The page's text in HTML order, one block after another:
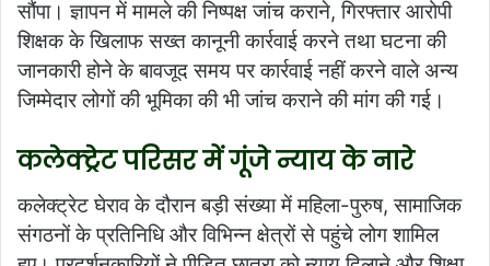
सौंपा। ज्ञापन में मामले की निष्पक्ष जांच कराने, गिरफ्तार आरोपी
शिक्षक के खिलाफ सख्त कानूनी कार्रवाई करने तथा घटना की
जानकारी होने के बावजूद समय पर कार्रवाई नहीं करने वाले अन्य
जिम्मेदार लोगों की भूमिका की भी जांच कराने की मांग की गई।
कलेक्ट्रेट परिसर में गूंजे न्याय के नारे
कलेक्ट्रेट घेराव के दौरान बड़ी संख्या में महिला-पुरुष, सामाजिक
संगठनों के प्रतिनिधि और विभिन्न क्षेत्रों से पहुंचे लोग शामिल